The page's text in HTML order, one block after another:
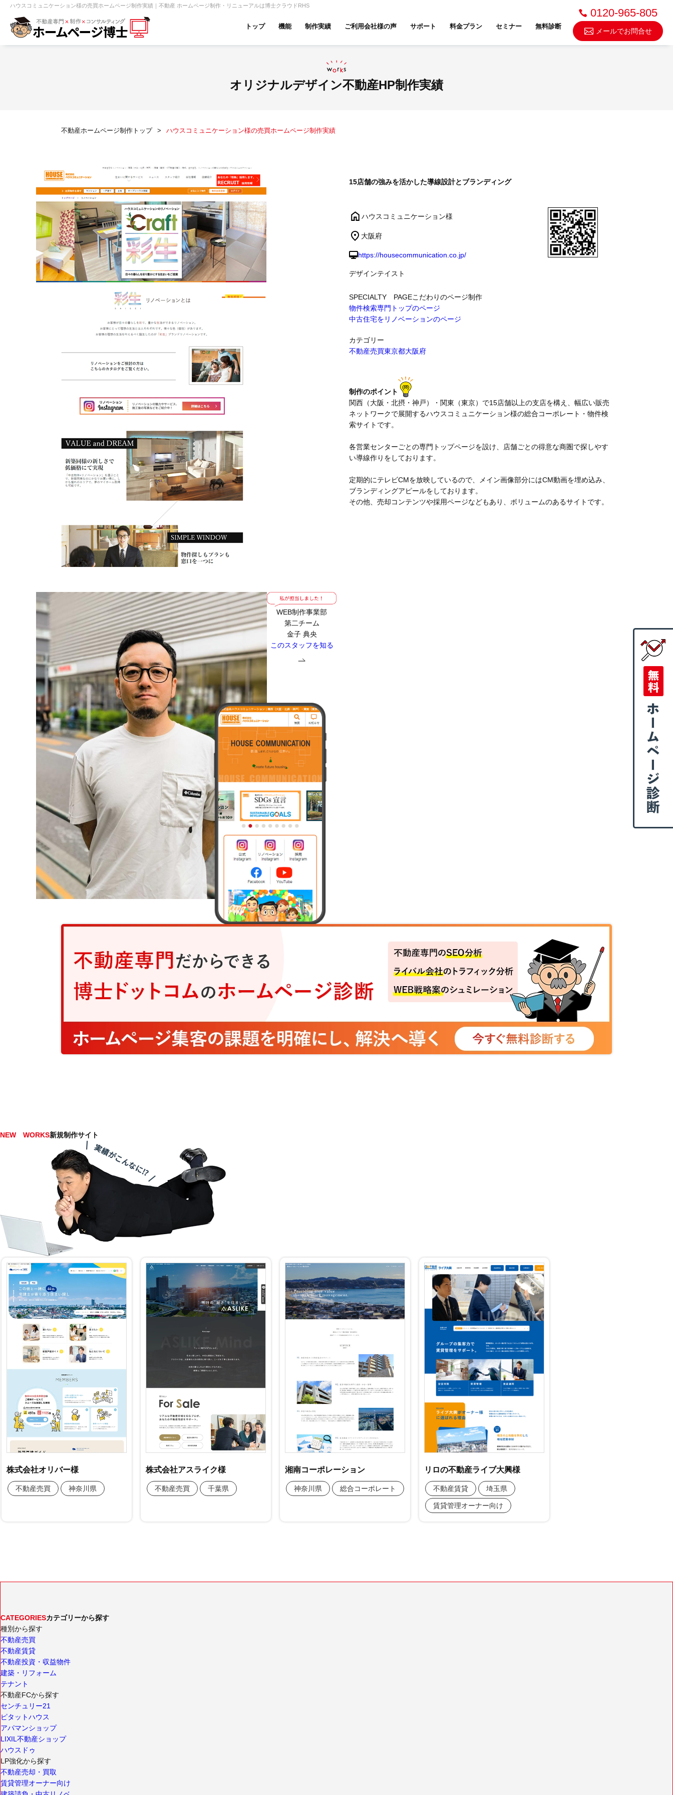
ハウスコミュニケーション様の売買ホームページ制作実績｜不動産 ホームページ制作・リニューアルは博士クラウドRHS
トップ 機能 制作実績
不動産投資・収益物件 建築・リフォーム テナント
賃貸管理オーナー向け 建築請負・中古リノベ
不動産動画制作事例 動画配信サイト制作事例
ご利用会社様の声 サポート 料金プラン セミナー 無料診断
0120-965-805
メールでお問合せ
オリジナルデザイン不動産HP制作実績
不動産ホームページ制作トップ ハウスコミュニケーション様の売買ホームページ制作実績
WEB制作事業部
第二チーム
金子 典央
このスタッフを知る
15店舗の強みを活かした導線設計とブランディング
ハウスコミュニケーション様
大阪府
https://housecommunication.co.jp/
デザインテイスト
SPECIALTY PAGEこだわりのページ制作
物件検索専門トップのページ
中古住宅をリノベーションのページ
カテゴリー
不動産売買東京都大阪府
制作のポイント
関西（大阪・北摂・神戸）・関東（東京）で15店舗以上の支店を構え、幅広い販売
ネットワークで展開するハウスコミュニケーション様の総合コーポレート・物件検
索サイトです。
各営業センターごとの専門トップページを設け、店舗ごとの得意な商圏で探しやす
い導線作りをしております。
定期的にテレビCMを放映しているので、メイン画像部分にはCM動画を埋め込み、
ブランディングアピールをしております。
その他、売却コンテンツや採用ページなどもあり、ボリュームのあるサイトです。
NEW WORKS新規制作サイト
CATEGORIESカテゴリーから探す
種別から探す
不動産売買
不動産賃貸
不動産投資・収益物件
建築・リフォーム
テナント
不動産FCから探す
センチュリー21
ピタットハウス
アパマンショップ
LIXIL不動産ショップ
ハウスドゥ
LP強化から探す
不動産売却・買取
賃貸管理オーナー向け